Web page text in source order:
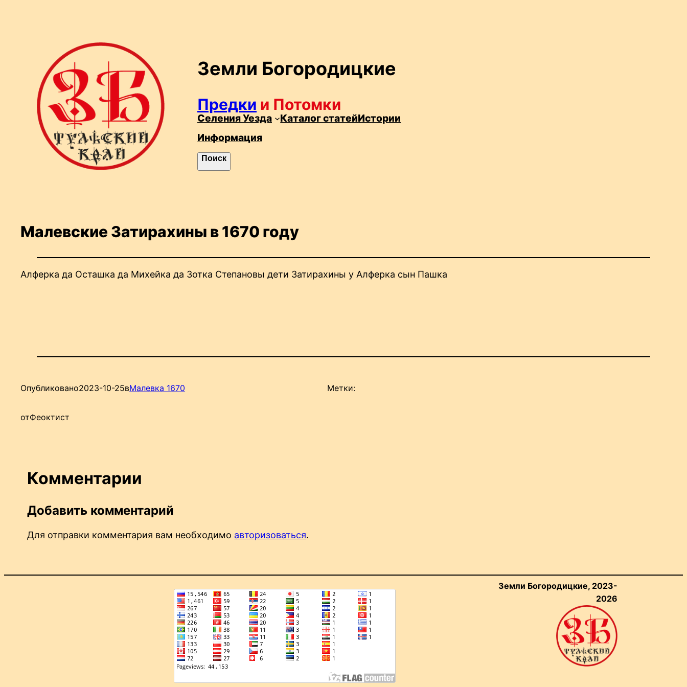
Земли Богородицкие
Предки и Потомки
Селения Уезда Каталог статейИстории
Информация
П
о
Поиск
Малевские Затирахины в 1670 году
Алферка да Осташка да Михейка да Зотка Степановы дети Затирахины у Алферка сын Пашка
Опубликовано2023-10-25вМалевка 1670
отФеоктист
Метки:
Комментарии
Добавить комментарий
Для отправки комментария вам необходимо авторизоваться.
Земли Богородицкие, 2023-
2026